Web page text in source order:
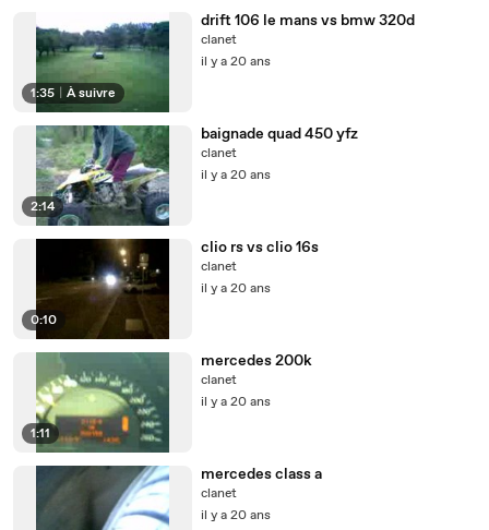
1:35 À suivre
drift 106 le mans vs bmw 320d
clanet
il y a 20 ans
2:14
baignade quad 450 yfz
clanet
il y a 20 ans
0:10
clio rs vs clio 16s
clanet
il y a 20 ans
1:11
mercedes 200k
clanet
il y a 20 ans
mercedes class a
clanet
il y a 20 ans